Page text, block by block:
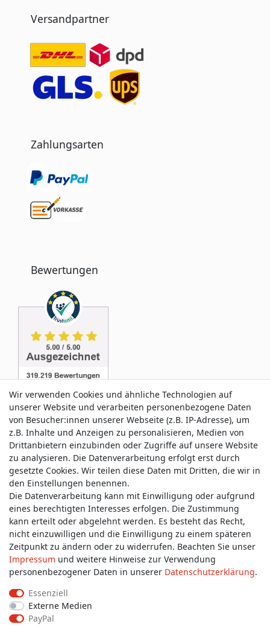
Versandpartner
Zahlungsarten
Bewertungen
Service & Kontakt
Wünschen Sie einen Rückruf?
service@allmyclothes.de
Schreiben Sie uns:
service@allmyclothes.de
Impressum
Wir verwenden Cookies und ähnliche Technologien auf
unserer Website und verarbeiten personenbezogene Daten
von Besucher:innen unserer Webseite (z.B. IP-Adresse), um
z.B. Inhalte und Anzeigen zu personalisieren, Medien von
Drittanbietern einzubinden oder Zugriffe auf unsere Website
zu analysieren. Die Datenverarbeitung erfolgt erst durch
gesetzte Cookies. Wir teilen diese Daten mit Dritten, die wir in
den Einstellungen benennen.
Die Datenverarbeitung kann mit Einwilligung oder aufgrund
eines berechtigten Interesses erfolgen. Die Zustimmung
kann erteilt oder abgelehnt werden. Es besteht das Recht,
nicht einzuwilligen und die Einwilligung zu einem späteren
Zeitpunkt zu ändern oder zu widerrufen. Beachten Sie unser
Impressum und weitere Hinweise zur Verwendung
personenbezogener Daten in unserer Daten­schutz­erklärung.
Essenziell
Externe Medien
PayPal